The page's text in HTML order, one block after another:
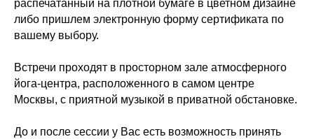
распечатанный на плотной бумаге в цветном дизайне
либо пришлем электронную форму сертификата по
вашему выбору.
Встречи проходят в просторном зале атмосферного
йога-центра, расположенного в самом центре
Москвы, с приятной музыкой в приватной обстановке.
До и после сессии у Вас есть возможность принять